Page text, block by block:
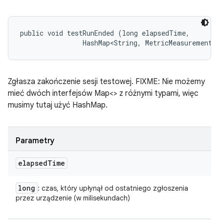
public void testRunEnded (long elapsedTime,
HashMap<String,
Zgłasza zakończenie sesji testowej. FIXME: Nie możemy
mieć dwóch interfejsów Map<> z różnymi typami, więc
musimy tutaj użyć HashMap.
Parametry
elapsedTime
long : czas, który upłynął od ostatniego zgłoszenia
przez urządzenie (w milisekundach)